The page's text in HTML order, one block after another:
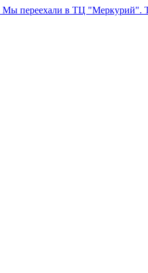
Мы переехали в ТЦ "Меркурий".